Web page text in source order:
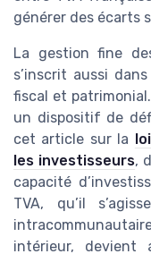
générer des écarts
La gestion fine
s’inscrit aussi
fiscal et
un dispositif de
cet article sur la
les investisseurs,
capacité
TVA, qu’il
intérieur, devient